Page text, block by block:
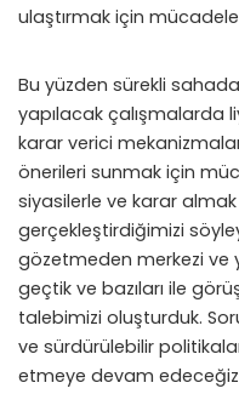
ulaştırmak için
Bu yüzden sürekli
yapılacak çalışmalarda
karar verici
önerileri sunmak için
siyasilerle ve karar
gerçekleştirdiğimizi
gözetmeden merkezi ve
geçtik ve bazıları ile
talebimizi oluşturduk.
ve sürdürülebilir
etmeye devam